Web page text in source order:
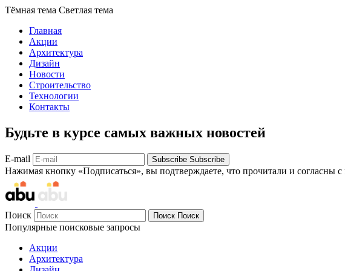
Тёмная тема Светлая тема
Главная
Акции
Архитектура
Дизайн
Новости
Строительство
Технологии
Контакты
Будьте в курсе самых важных новостей
E-mail Subscribe Subscribe
Нажимая кнопку «Подписаться», вы подтверждаете, что прочитали и согласны
Поиск Поиск Поиск
Популярные поисковые запросы
Акции
Архитектура